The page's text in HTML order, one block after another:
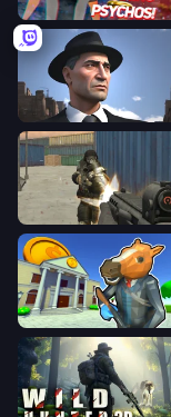
City of Psychos
Downtown 1930s Mafia
Masked Forces
Bank Robbery 3